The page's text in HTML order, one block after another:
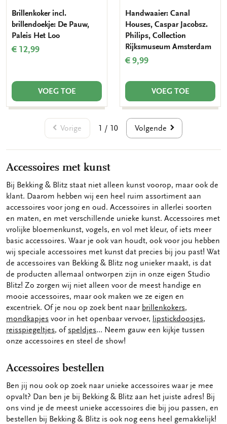
Brillenkoker incl.
brillendoekje: De Pauw,
Paleis Het Loo
€ 12,99
VOEG TOE
Handwaaier: Canal
Houses, Caspar Jacobsz.
Philips, Collection
Rijksmuseum Amsterdam
€ 9,99
VOEG TOE
Vorige 1 / 10 Volgende
Accessoires met kunst
Bij Bekking & Blitz staat niet alleen kunst voorop, maar ook de
klant. Daarom hebben wij een heel ruim assortiment aan
accessoires voor jong en oud. Accessoires in allerlei soorten
en maten, en met verschillende unieke kunst. Accessoires met
vrolijke bloemenkunst, vogels, en vol met kleur, of iets meer
basic accessoires. Waar je ook van houdt, ook voor jou hebben
wij speciale accessoires met kunst dat precies bij jou past! Wat
de accessoires van Bekking & Blitz nog unieker maakt, is dat
de producten allemaal ontworpen zijn in onze eigen Studio
Blitz! Zo zorgen wij niet alleen voor de meest handige en
mooie accessoires, maar ook maken we ze eigen en
excentriek. Of je nou op zoek bent naar brillenkokers,
mondkapjes voor in het openbaar vervoer, lipstickdoosjes,
reisspiegeltjes, ofspeldjes… Neem gauw een kijkje tussen
onze accessoires en steel de show!
Accessoires bestellen
Ben jij nou ook op zoek naar unieke accessoires waar je mee
opvalt? Dan ben je bij Bekking & Blitz aan het juiste adres! Bij
ons vind je de meest unieke accessoires die bij jou passen, en
bestellen bij Bekking & Blitz is ook nog eens heel gemakkelijk!